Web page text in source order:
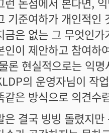
기준여하가 개인적인
금은 없는 그 무엇인
인이 제안하고 참여하
론 현실적으로는 익
의 운영자님이 작
같은 방식으로 의견수
은 결국 빙빙 돌렸지